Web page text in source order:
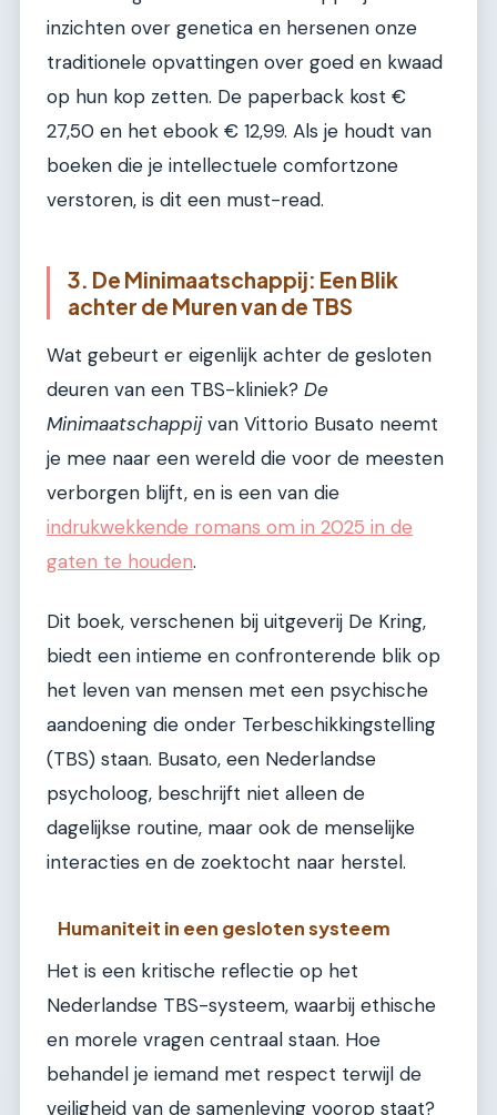
inzichten over genetica en hersenen onze
traditionele opvattingen over goed en kwaad
op hun kop zetten. De paperback kost €
27,50 en het ebook € 12,99. Als je houdt van
boeken die je intellectuele comfortzone
verstoren, is dit een must-read.
3. De Minimaatschappij: Een Blik
achter de Muren van de TBS
Wat gebeurt er eigenlijk achter de gesloten
deuren van een TBS-kliniek? De
Minimaatschappijvan Vittorio Busato neemt
je mee naar een wereld die voor de meesten
verborgen blijft, en is een van die
indrukwekkende romans om in 2025 in de
gaten te houden.
Dit boek, verschenen bij uitgeverij De Kring,
biedt een intieme en confronterende blik op
het leven van mensen met een psychische
aandoening die onder Terbeschikkingstelling
(TBS) staan. Busato, een Nederlandse
psycholoog, beschrijft niet alleen de
dagelijkse routine, maar ook de menselijke
interacties en de zoektocht naar herstel.
Humaniteit in een gesloten systeem
Het is een kritische reflectie op het
Nederlandse TBS-systeem, waarbij ethische
en morele vragen centraal staan. Hoe
behandel je iemand met respect terwijl de
veiligheid van de samenleving voorop staat?